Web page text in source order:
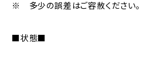
※ 多少の誤差はご容赦ください。
■状態■